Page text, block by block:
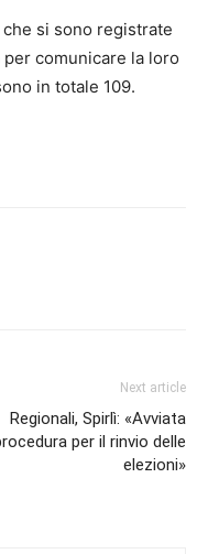
si sono registrate
comunicare la loro
in totale 109.
Next article
Regionali, Spirlì: «Avviata
per il rinvio delle
elezioni»